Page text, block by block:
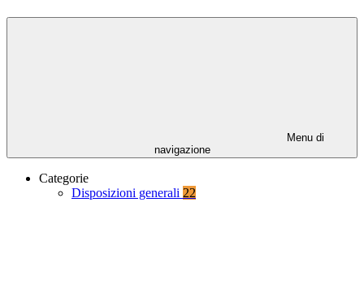
Menu di
navigazione
Categorie
Disposizioni generali 22